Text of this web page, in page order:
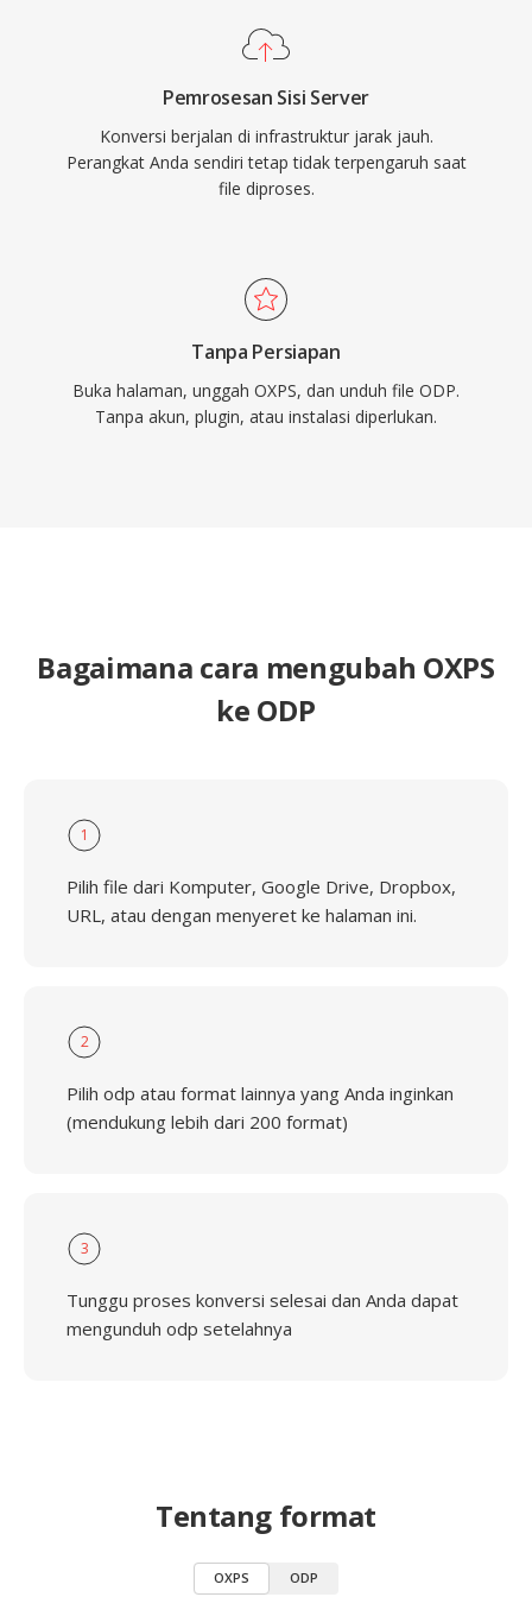
Pemrosesan Sisi Server
Konversi berjalan di infrastruktur jarak jauh.
Perangkat Anda sendiri tetap tidak terpengaruh saat
file diproses.
Tanpa Persiapan
Buka halaman, unggah OXPS, dan unduh file ODP.
Tanpa akun, plugin, atau instalasi diperlukan.
Bagaimana cara mengubah OXPS
ke ODP
1
Pilih file dari Komputer, Google Drive, Dropbox,
URL, atau dengan menyeret ke halaman ini.
2
Pilih odp atau format lainnya yang Anda inginkan
(mendukung lebih dari 200 format)
3
Tunggu proses konversi selesai dan Anda dapat
mengunduh odp setelahnya
Tentang format
OXPS ODP